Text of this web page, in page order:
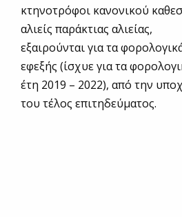
κτηνοτρόφοι κανονικού
αλιείς παράκτιας αλιείας,
εξαιρούνται για τα
εφεξής (ίσχυε για τα
έτη 2019 – 2022), από την
του τέλος επιτηδεύματος.